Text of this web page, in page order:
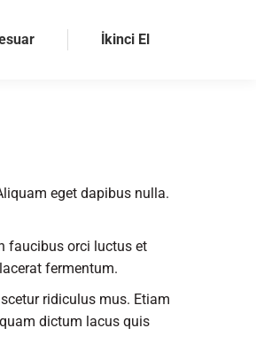
İkinci El
eget dapibus nulla.
faucibus orci luctus et
fermentum.
ridiculus mus. Etiam
dictum lacus quis